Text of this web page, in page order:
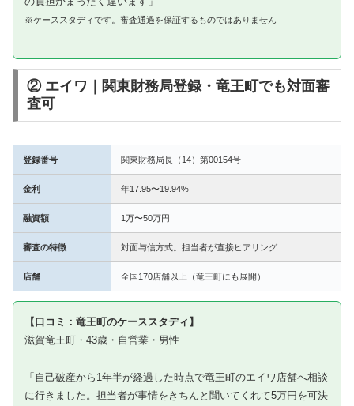
※ケーススタディです。審査通過を保証するものではありません
② エイワ｜関東財務局登録・竜王町でも対面審
査可
登録番号 関東財務局長（14）第00154号
金利 年17.95〜19.94%
融資額 1万〜50万円
審査の特徴 対面与信方式。担当者が直接ヒアリング
店舗 全国170店舗以上（竜王町にも展開）
【口コミ：竜王町のケーススタディ】
滋賀竜王町・43歳・自営業・男性
「自己破産から1年半が経過した時点で竜王町のエイワ店舗へ相談
に行きました。担当者が事情をきちんと聞いてくれて5万円を可決